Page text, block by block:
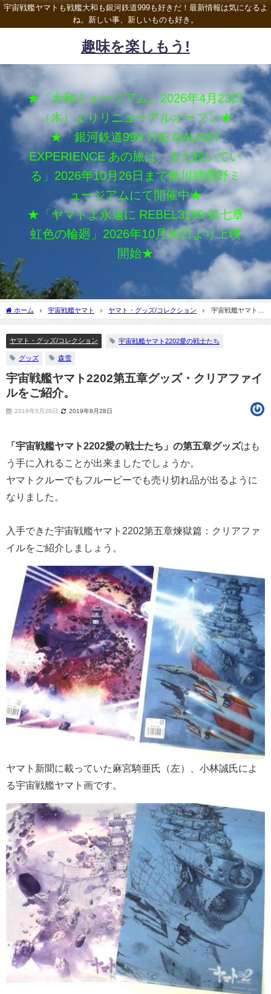
宇宙戦艦ヤマトも戦艦大和も銀河鉄道999も好きだ！最新情報は気になるよ
ね。新しい事、新しいものも好き。
趣味を楽しもう!
★「大和ミュージアム」2026年4月23日
（木）よりリニューアルオープン★
★「銀河鉄道999 THE GALAXY
EXPERIENCE あの旅は、まだ続いてい
る」2026年10月26日まで角川武蔵野ミ
ュージアムにて開催中★
★「ヤマトよ永遠に REBEL3199 第七章
虹色の輪廻」2026年10月30日より上映
開始★
ホーム 宇宙戦艦ヤマト ヤマト・グッズ/コレクション
宇宙戦艦ヤマト
ヤマト・グッズ/コレクション 宇宙戦艦ヤマト2202愛の戦士たち
グッズ 森雪
宇宙戦艦ヤマト2202第五章グッズ・クリアファイ
ルをご紹介。
2018年5月28日 2019年8月28日
「宇宙戦艦ヤマト2202愛の戦士たち」の第五章グッズはも
う手に入れることが出来ましたでしょうか。
ヤマトクルーでもフルービーでも売り切れ品が出るように
なりました。
入手できた宇宙戦艦ヤマト2202第五章煉獄篇：クリアファ
イルをご紹介しましょう。
ヤマト新聞に載っていた麻宮騎亜氏（左）、小林誠氏によ
る宇宙戦艦ヤマト画です。